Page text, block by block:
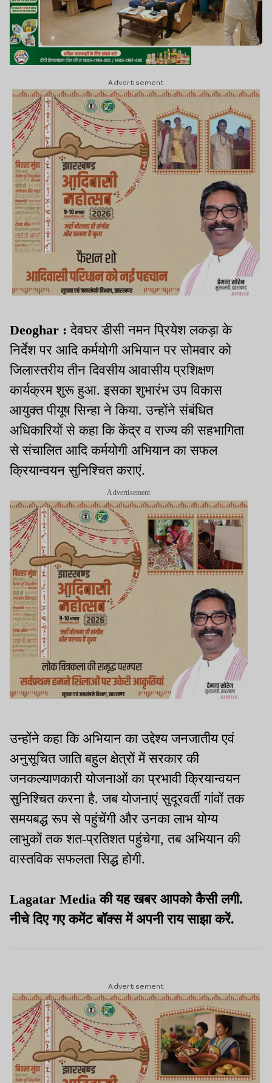
Advertisement
Deoghar : देवघर डीसी नमन प्रियेश लकड़ा के
निर्देश पर आदि कर्मयोगी अभियान पर सोमवार को
जिलास्तरीय तीन दिवसीय आवासीय प्रशिक्षण
कार्यक्रम शुरू हुआ. इसका शुभारंभ उप विकास
आयुक्त पीयूष सिन्हा ने किया. उन्होंने संबंधित
अधिकारियों से कहा कि केंद्र व राज्य की सहभागिता
से संचालित आदि कर्मयोगी अभियान का सफल
क्रियान्वयन सुनिश्चित कराएं.
Advertisement
उन्होंने कहा कि अभियान का उद्देश्य जनजातीय एवं
अनुसूचित जाति बहुल क्षेत्रों में सरकार की
जनकल्याणकारी योजनाओं का प्रभावी क्रियान्वयन
सुनिश्चित करना है. जब योजनाएं सुदूरवर्ती गांवों तक
समयबद्ध रूप से पहुंचेंगी और उनका लाभ योग्य
लाभुकों तक शत-प्रतिशत पहुंचेगा, तब अभियान की
वास्तविक सफलता सिद्ध होगी.
Lagatar Media की यह खबर आपको कैसी लगी.
नीचे दिए गए कमेंट बॉक्स में अपनी राय साझा करें.
Advertisement